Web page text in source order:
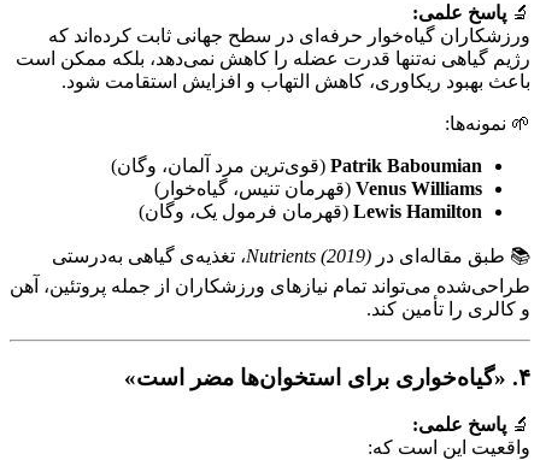
🔬 پاسخ علمی:
ورزشکاران گیاه‌خوار حرفه‌ای در سطح جهانی ثابت کرده‌اند که
رژیم گیاهی نه‌تنها قدرت عضله را کاهش نمی‌دهد، بلکه ممکن است
باعث بهبود ریکاوری، کاهش التهاب و افزایش استقامت شود.
🌱 نمونه‌ها:
Patrik Baboumian (قوی‌ترین مرد آلمان، وگان)
Venus Williams (قهرمان تنیس، گیاه‌خوار)
Lewis Hamilton (قهرمان فرمول یک، وگان)
📚 طبق مقاله‌ای در Nutrients (2019)، تغذیه‌ی گیاهی به‌درستی
طراحی‌شده می‌تواند تمام نیازهای ورزشکاران از جمله پروتئین، آهن
و کالری را تأمین کند.
۴. «گیاه‌خواری برای استخوان‌ها مضر است»
🔬 پاسخ علمی:
واقعیت این است که: